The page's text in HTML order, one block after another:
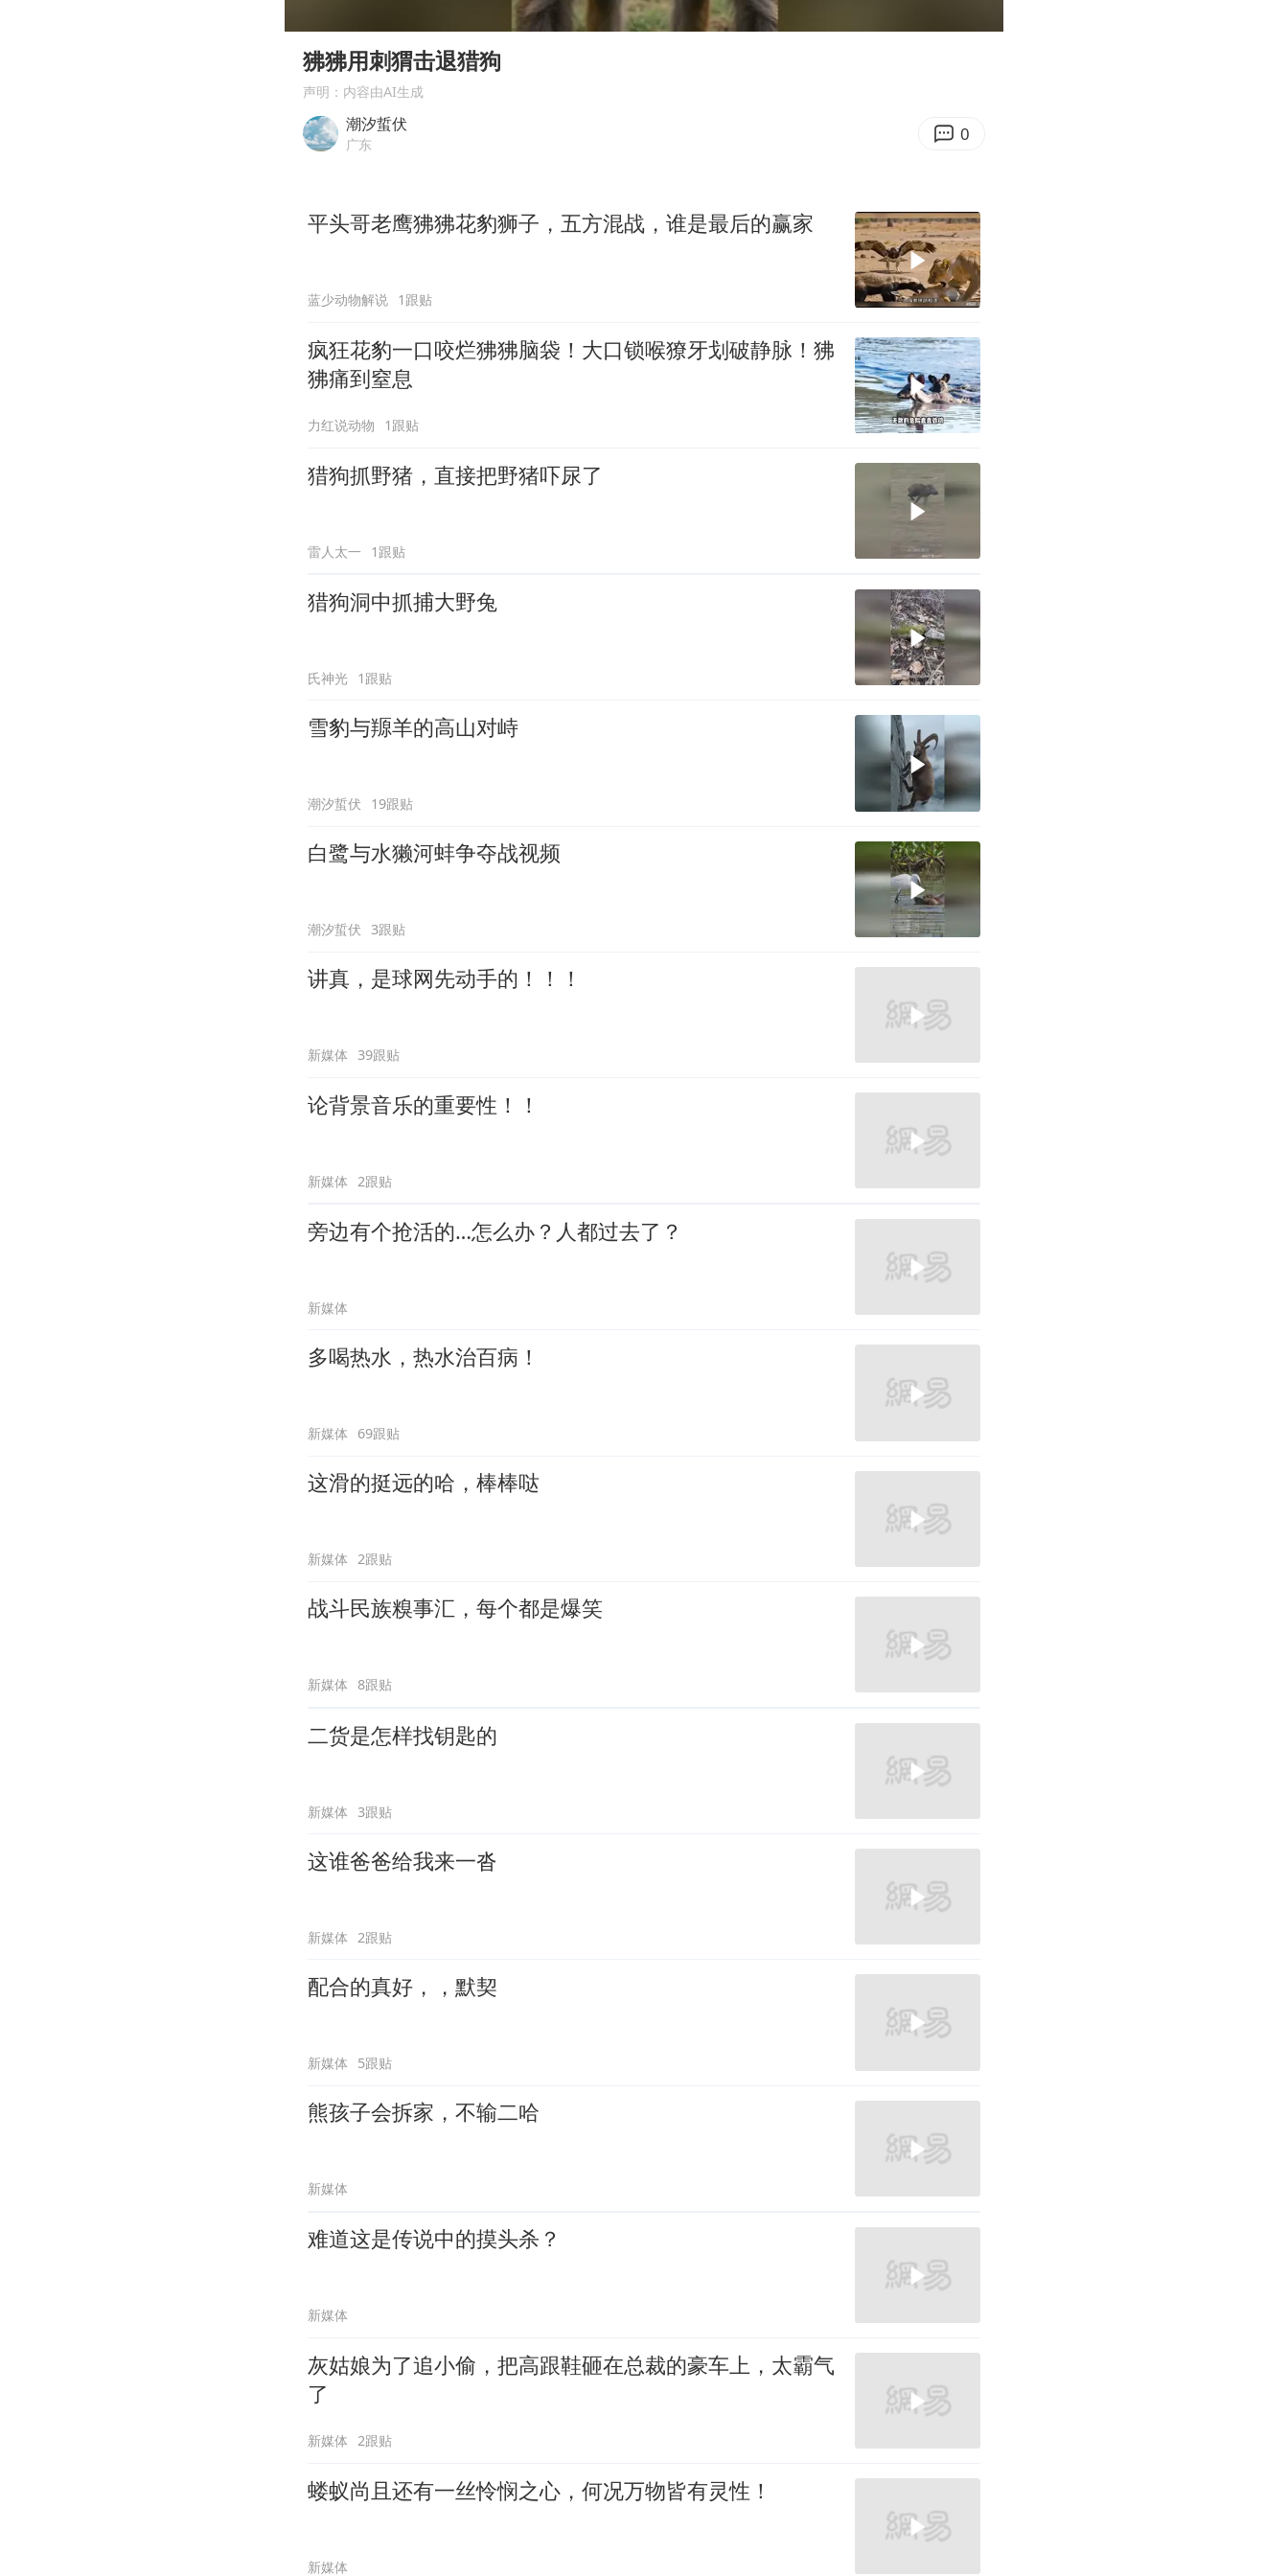
U17国足三连胜晋级明日之星半决赛
胡彦斌获《歌手2026》歌王
夯实基础开新局
狒狒用刺猬击退猎狗
声明：内容由AI生成
潮汐蜇伏
广东 0
平头哥老鹰狒狒花豹狮子，五方混战，谁是最后的赢家
蓝少动物解说 1跟贴
疯狂花豹一口咬烂狒狒脑袋！大口锁喉獠牙划破静脉！狒
狒痛到窒息
力红说动物 1跟贴
猎狗抓野猪，直接把野猪吓尿了
雷人太一 1跟贴
猎狗洞中抓捕大野兔
氏神光 1跟贴
雪豹与羱羊的高山对峙
潮汐蜇伏 19跟贴
白鹭与水獭河蚌争夺战视频
潮汐蜇伏 3跟贴
讲真，是球网先动手的！！！
新媒体 39跟贴
论背景音乐的重要性！！
新媒体 2跟贴
旁边有个抢活的…怎么办？人都过去了？
新媒体
多喝热水，热水治百病！
新媒体 69跟贴
这滑的挺远的哈，棒棒哒
新媒体 2跟贴
战斗民族糗事汇，每个都是爆笑
新媒体 8跟贴
二货是怎样找钥匙的
新媒体 3跟贴
这谁爸爸给我来一沓
新媒体 2跟贴
配合的真好，，默契
新媒体 5跟贴
熊孩子会拆家，不输二哈
新媒体
难道这是传说中的摸头杀？
新媒体
灰姑娘为了追小偷，把高跟鞋砸在总裁的豪车上，太霸气
了
新媒体 2跟贴
蝼蚁尚且还有一丝怜悯之心，何况万物皆有灵性！
新媒体